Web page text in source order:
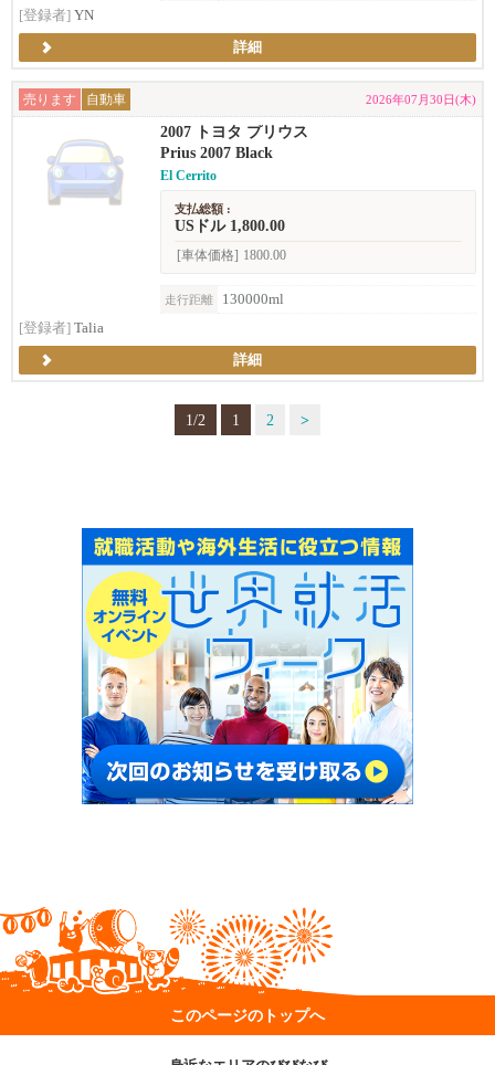
[登録者] YN
詳細
売ります 自動車 2026年07月30日(木)
2007 トヨタ プリウス
Prius 2007 Black
El Cerrito
支払総額 :
USドル 1,800.00
[車体価格] 1800.00
走行距離
130000ml
[登録者] Talia
詳細
1/2 1 2 >
このページのトップへ